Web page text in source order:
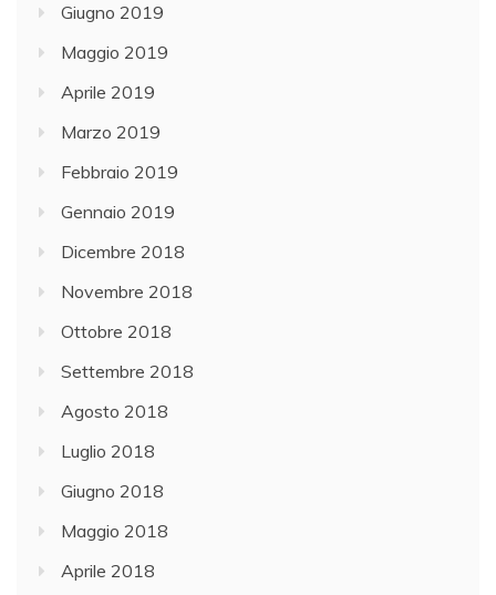
Giugno 2019
Maggio 2019
Aprile 2019
Marzo 2019
Febbraio 2019
Gennaio 2019
Dicembre 2018
Novembre 2018
Ottobre 2018
Settembre 2018
Agosto 2018
Luglio 2018
Giugno 2018
Maggio 2018
Aprile 2018